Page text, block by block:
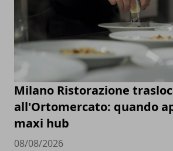
Milano Ristorazione
all'Ortomercato: quando
maxi hub
08/08/2026